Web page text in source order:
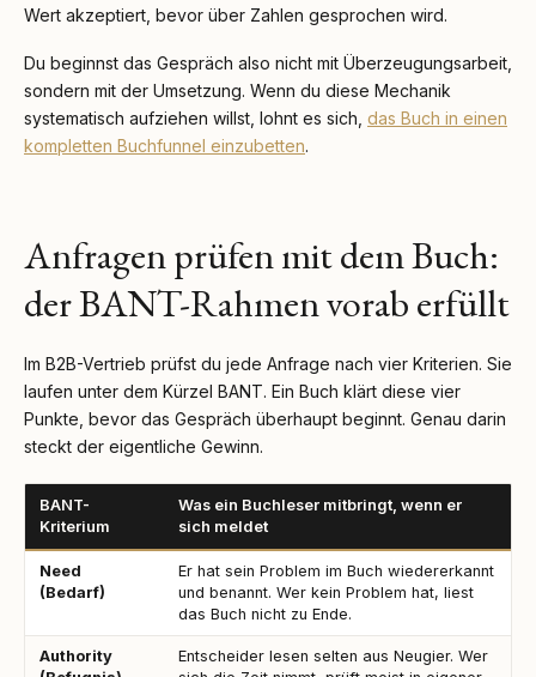
Wert akzeptiert, bevor über Zahlen gesprochen wird.
Du beginnst das Gespräch also nicht mit Überzeugungsarbeit,
sondern mit der Umsetzung. Wenn du diese Mechanik
systematisch aufziehen willst, lohnt es sich, das Buch in einen
kompletten Buchfunnel einzubetten.
Anfragen prüfen mit dem Buch:
der BANT-Rahmen vorab erfüllt
Im B2B-Vertrieb prüfst du jede Anfrage nach vier Kriterien. Sie
laufen unter dem Kürzel BANT. Ein Buch klärt diese vier
Punkte, bevor das Gespräch überhaupt beginnt. Genau darin
steckt der eigentliche Gewinn.
BANT-
Kriterium
Was ein Buchleser mitbringt, wenn er
sich meldet
Need
(Bedarf)
Er hat sein Problem im Buch wiedererkannt
und benannt. Wer kein Problem hat, liest
das Buch nicht zu Ende.
Authority
Entscheider lesen selten aus Neugier. Wer